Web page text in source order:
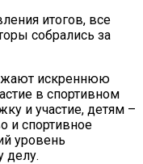
итогов, все
собрались за
искреннюю
в спортивном
и участие, детям –
и спортивное
уровень
делу.